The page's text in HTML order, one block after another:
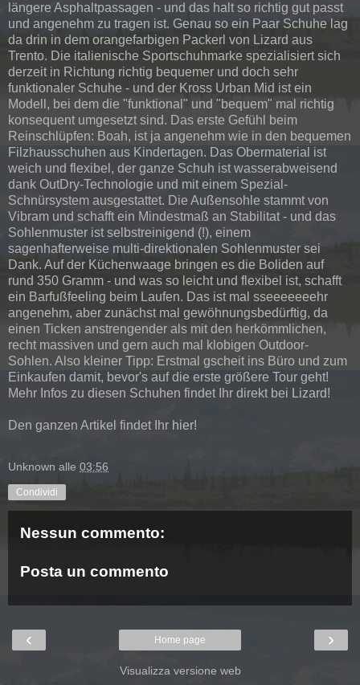
längere Asphaltpassagen - und das halt so richtig gut passt
und angenehm zu tragen ist. Genau so ein Paar Schuhe lag
da drin in dem orangefarbigen Packerl von Lizard aus
Trento. Die italienische Sportschuhmarke spezialisiert sich
derzeit in Richtung richtig bequemer und doch sehr
funktionaler Schuhe - und der Kross Urban Mid ist ein
Modell, bei dem die "funktional" und "bequem" mal richtig
konsequent umgesetzt sind. Das erste Gefühl beim
Reinschlüpfen: Boah, ist ja angenehm wie in den bequemen
Filzhausschuhen aus Kindertagen. Das Obermaterial ist
weich und flexibel, der ganze Schuh ist wasserabweisend
dank OutDry-Technologie und mit einem Spezial-
Schnürsystem ausgestattet. Die Außensohle stammt von
Vibram und schafft ein Mindestmaß an Stabilitat - und das
Sohlenmuster ist selbstreinigend (!), einem
sagenhafterweise multi-direktionalen Sohlenmuster sei
Dank. Auf der Küchenwaage bringen es die Boliden auf
rund 350 Gramm - und was so leicht und flexibel ist, schafft
ein Barfußfeeling beim Laufen. Das ist mal sseeeeeeehr
angenehm, aber zunächst mal gewöhnungsbedürftig, da
einen Ticken anstrengender als mit den herkömmlichen,
recht massiven und gern auch mal klobigen Outdoor-
Sohlen. Also kleiner Tipp: Erstmal gscheit ins Büro und zum
Einkaufen damit, bevor's auf die erste größere Tour geht!
Mehr Infos zu diesen Schuhen findet Ihr direkt bei Lizard!
Den ganzen Artikel findet Ihr hier!
Unknown alle 03:56
Condividi
Nessun commento:
Posta un commento
‹ ›
Home page
Visualizza versione web